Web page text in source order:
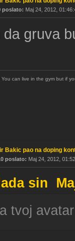
poslato: Maj 24, 2012,
da gruva
You can live in the gym but if
Bakic pao na doping
poslato: Maj 24, 2012,
sin
tvoj